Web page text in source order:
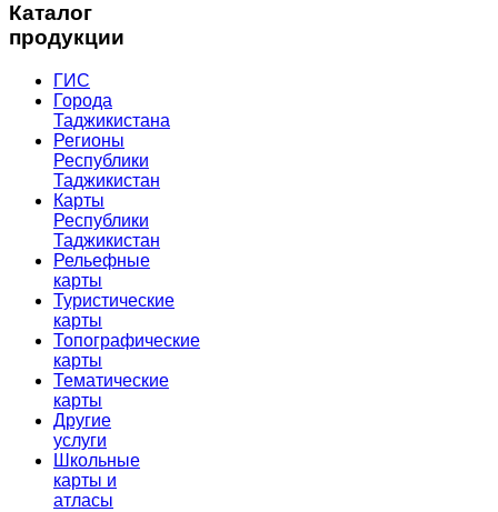
Каталог
продукции
ГИС
Города
Таджикистана
Регионы
Республики
Таджикистан
Карты
Республики
Таджикистан
Рельефные
карты
Туристические
карты
Топографические
карты
Тематические
карты
Другие
услуги
Школьные
карты и
атласы